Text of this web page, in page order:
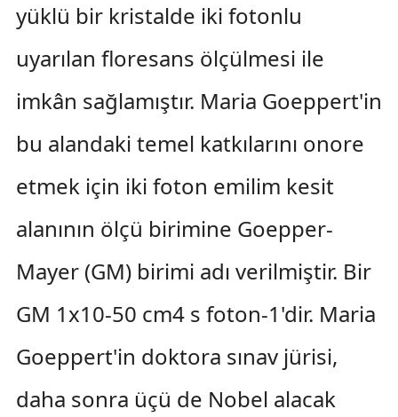
yüklü bir kristalde iki fotonlu
uyarılan floresans ölçülmesi ile
imkân sağlamıştır. Maria Goeppert'in
bu alandaki temel katkılarını onore
etmek için iki foton emilim kesit
alanının ölçü birimine Goepper-
Mayer (GM) birimi adı verilmiştir. Bir
GM 1x10-50 cm4 s foton-1'dir. Maria
Goeppert'in doktora sınav jürisi,
daha sonra üçü de Nobel alacak